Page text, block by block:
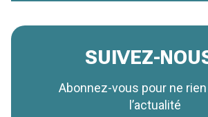
SUIVEZ-
Abonnez-vous pour ne
l’actualité